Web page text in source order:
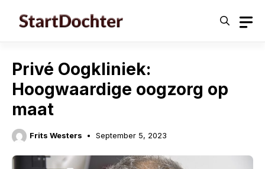
Privé Oogkliniek:
Hoogwaardige oogzorg op
maat
Frits Westers September 5, 2023